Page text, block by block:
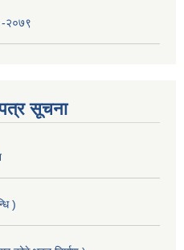
-२०७९
सूचना
)